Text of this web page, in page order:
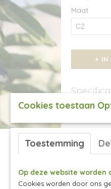
Maat
IN
Productcode
Vroege
Altaj,
eind
Cookies toestaan
Toestemming
Op deze website worden
Cookies worden door ons